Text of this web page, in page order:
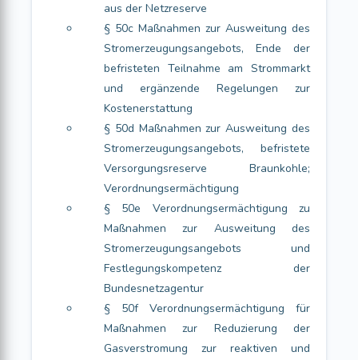
aus der Netzreserve
§ 50c Maßnahmen zur Ausweitung des
Stromerzeugungsangebots, Ende der
befristeten Teilnahme am Strommarkt
und ergänzende Regelungen zur
Kostenerstattung
§ 50d Maßnahmen zur Ausweitung des
Stromerzeugungsangebots, befristete
Versorgungsreserve Braunkohle;
Verordnungsermächtigung
§ 50e Verordnungsermächtigung zu
Maßnahmen zur Ausweitung des
Stromerzeugungsangebots und
Festlegungskompetenz der
Bundesnetzagentur
§ 50f Verordnungsermächtigung für
Maßnahmen zur Reduzierung der
Gasverstromung zur reaktiven und